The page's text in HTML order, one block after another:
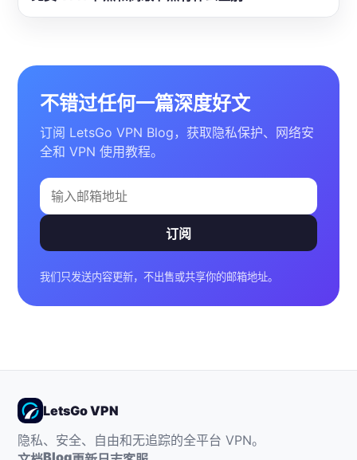
不错过任何一篇深度好文
订阅 LetsGo VPN Blog，获取隐私保护、网络安
全和 VPN 使用教程。
订阅
我们只发送内容更新，不出售或共享你的邮箱地址。
LetsGo VPN
隐私、安全、自由和无追踪的全平台 VPN。